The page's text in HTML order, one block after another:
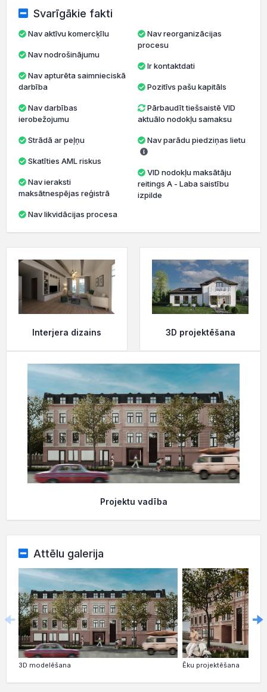
Svarīgākie fakti
Nav aktīvu komercķīlu
Nav nodrošinājumu
darbība
ierobežojumu
Strādā ar peļņu
Skatīties AML riskus
maksātnespējas reģistrā
Nav likvidācijas procesa
Nav reorganizācijas
procesu
Ir kontaktdati
Pozitīvs pašu kapitāls
Pārbaudīt tiešsaistē VID
aktuālo nodokļu samaksu
Nav parādu piedziņas lietu
VID nodokļu maksātāju
reitings A - Laba saistību
izpilde
Interjera dizains 3D projektēšana
Projektu vadība
Attēlu galerija
3D modelēšana Ēku projektēšana